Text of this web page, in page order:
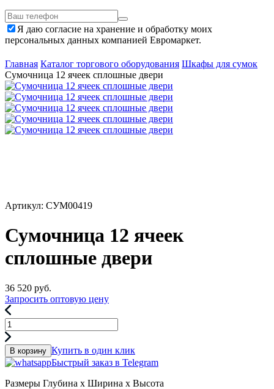
Я даю согласие на хранение и обработку моих
персональных данных компанией Евромаркет.
Главная Каталог торгового оборудования Шкафы для сумок
Сумочница 12 ячеек сплошные двери
Артикул: СУМ00419
Сумочница 12 ячеек
сплошные двери
36 520 руб.
Запросить оптовую цену
В корзину Купить в один клик
Быстрый заказ в Telegram
Размеры Глубина x Ширина x Высота